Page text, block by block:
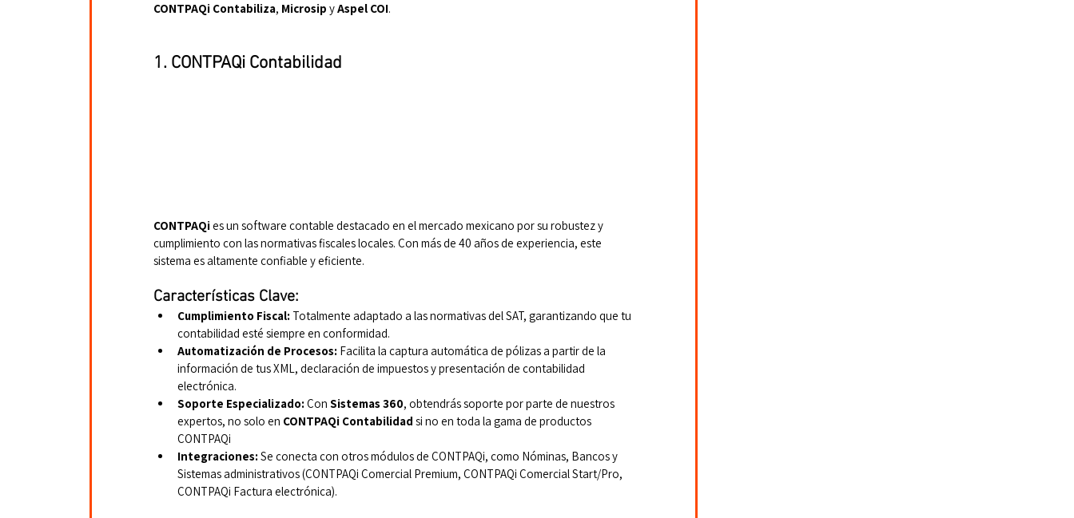
CONTPAQi Contabiliza, Microsip y Aspel COI.
1. CONTPAQi Contabilidad
CONTPAQi es un software contable destacado en el mercado mexicano por su robustez y
cumplimiento con las normativas fiscales locales. Con más de 40 años de experiencia, este
sistema es altamente confiable y eficiente.
Características Clave:
Cumplimiento Fiscal: Totalmente adaptado a las normativas del SAT, garantizando que tu
contabilidad esté siempre en conformidad.
Automatización de Procesos: Facilita la captura automática de pólizas a partir de la
información de tus XML, declaración de impuestos y presentación de contabilidad
electrónica.
Soporte Especializado: Con Sistemas 360, obtendrás soporte por parte de nuestros
expertos, no solo en CONTPAQi Contabilidad si no en toda la gama de productos
CONTPAQi
Integraciones: Se conecta con otros módulos de CONTPAQi, como Nóminas, Bancos y
Sistemas administrativos (CONTPAQi Comercial Premium, CONTPAQi Comercial Start/Pro,
CONTPAQi Factura electrónica).